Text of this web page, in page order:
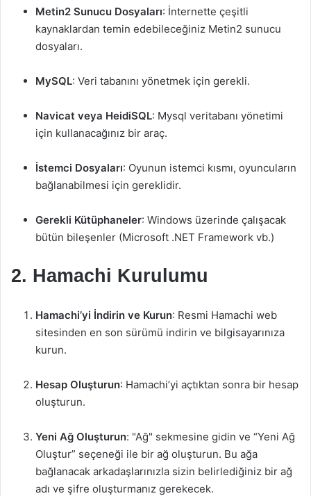
Metin2 Sunucu Dosyaları: İnternette çeşitli
kaynaklardan temin edebileceğiniz Metin2 sunucu
dosyaları.
MySQL: Veri tabanını yönetmek için gerekli.
Navicat veya HeidiSQL: Mysql veritabanı yönetimi
için kullanacağınız bir araç.
İstemci Dosyaları: Oyunun istemci kısmı, oyuncuların
bağlanabilmesi için gereklidir.
Gerekli Kütüphaneler: Windows üzerinde çalışacak
bütün bileşenler (Microsoft .NET Framework vb.)
2. Hamachi Kurulumu
Hamachi’yi İndirin ve Kurun: Resmi Hamachi web
sitesinden en son sürümü indirin ve bilgisayarınıza
kurun.
Hesap Oluşturun: Hamachi’yi açtıktan sonra bir hesap
oluşturun.
Yeni Ağ Oluşturun: "Ağ" sekmesine gidin ve “Yeni Ağ
Oluştur” seçeneği ile bir ağ oluşturun. Bu ağa
bağlanacak arkadaşlarınızla sizin belirlediğiniz bir ağ
adı ve şifre oluşturmanız gerekecek.